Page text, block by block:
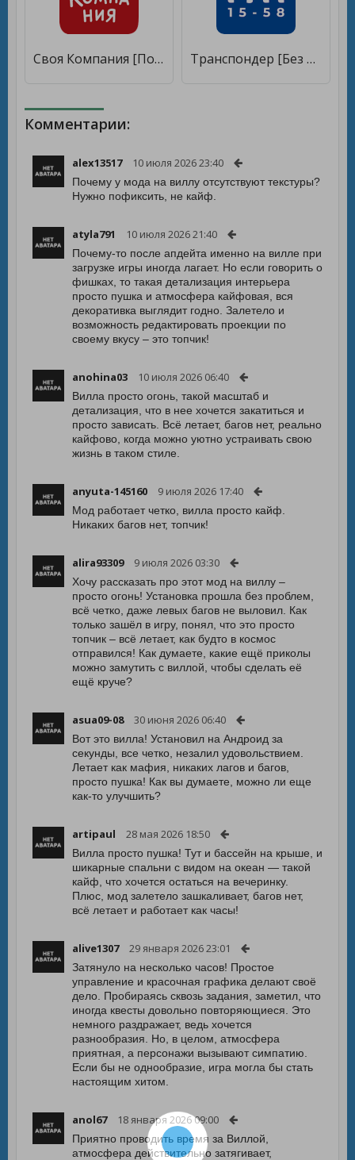
Своя Компания [Полная версия] Транспондер [Без рекламы]
Комментарии:
alex13517 10 июля 2026 23:40
Почему у мода на виллу отсутствуют текстуры?
Нужно пофиксить, не кайф.
atyla791 10 июля 2026 21:40
Почему-то после апдейта именно на вилле при
загрузке игры иногда лагает. Но если говорить о
фишках, то такая детализация интерьера
просто пушка и атмосфера кайфовая, вся
декоративка выглядит годно. Залетело и
возможность редактировать проекции по
своему вкусу – это топчик!
anohina03 10 июля 2026 06:40
Вилла просто огонь, такой масштаб и
детализация, что в нее хочется закатиться и
просто зависать. Всё летает, багов нет, реально
кайфово, когда можно уютно устраивать свою
жизнь в таком стиле.
anyuta-145160 9 июля 2026 17:40
Мод работает четко, вилла просто кайф.
Никаких багов нет, топчик!
alira93309 9 июля 2026 03:30
Хочу рассказать про этот мод на виллу –
просто огонь! Установка прошла без проблем,
всё четко, даже левых багов не выловил. Как
только зашёл в игру, понял, что это просто
топчик – всё летает, как будто в космос
отправился! Как думаете, какие ещё приколы
можно замутить с виллой, чтобы сделать её
ещё круче?
asua09-08 30 июня 2026 06:40
Вот это вилла! Установил на Андроид за
секунды, все четко, незалил удовольствием.
Летает как мафия, никаких лагов и багов,
просто пушка! Как вы думаете, можно ли еще
как-то улучшить?
artipaul 28 мая 2026 18:50
Вилла просто пушка! Тут и бассейн на крыше, и
шикарные спальни с видом на океан — такой
кайф, что хочется остаться на вечеринку.
Плюс, мод залетело зашкаливает, багов нет,
всё летает и работает как часы!
alive1307 29 января 2026 23:01
Затянуло на несколько часов! Простое
управление и красочная графика делают своё
дело. Пробираясь сквозь задания, заметил, что
иногда квесты довольно повторяющиеся. Это
немного раздражает, ведь хочется
разнообразия. Но, в целом, атмосфера
приятная, а персонажи вызывают симпатию.
Если бы не однообразие, игра могла бы стать
настоящим хитом.
anol67 18 января 2026 09:00
Приятно проводить время за Виллой,
атмосфера действительно затягивает,